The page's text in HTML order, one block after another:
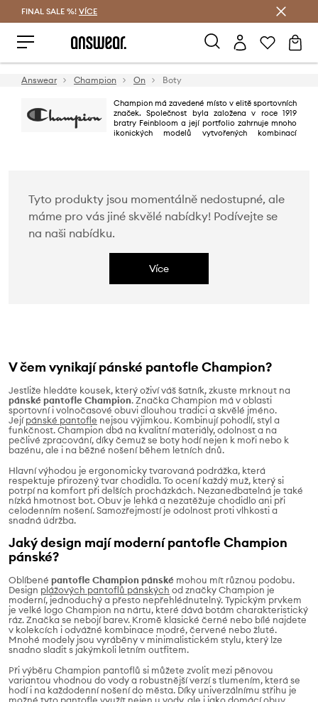
FINAL SALE %! VÍCE
Answear Champion On Boty
Champion má zavedené místo v elitě sportovních
značek. Společnost byla založena v roce 1919
bratry Feinbloom a její portfolio zahrnuje mnoho
ikonických modelů vytvořených kombinací
Tyto produkty jsou momentálně nedostupné, ale
máme pro vás jiné skvělé nabídky! Podívejte se
na naši nabídku.
Více
V čem vynikají pánské pantofle Champion?
Jestliže hledáte kousek, který oživí váš šatník, zkuste mrknout na
pánské pantofle Champion. Značka Champion má v oblasti
sportovní i volnočasové obuvi dlouhou tradici a skvělé jméno.
Jejípánské pantofle nejsou výjimkou. Kombinují pohodlí, styl a
funkčnost. Champion dbá na kvalitní materiály, odolnost a na
pečlivé zpracování, díky čemuž se boty hodí nejen k moři nebo k
bazénu, ale i na běžné nošení během letních dnů.
Hlavní výhodou je ergonomicky tvarovaná podrážka, která
respektuje přirozený tvar chodidla. To ocení každý muž, který si
potrpí na komfort při delších procházkách. Nezanedbatelná je také
nízká hmotnost bot. Obuv je lehká a nezatěžuje chodidlo ani při
celodenním nošení. Samozřejmostí je odolnost proti vlhkosti a
snadná údržba.
Jaký design mají moderní pantofle Champion
pánské?
Oblíbené pantofle Champion pánské mohou mít různou podobu.
Design plážových pantoflů pánských od značky Champion je
moderní, jednoduchý a přesto nepřehlédnutelný. Typickým prvkem
je velké logo Champion na nártu, které dává botám charakteristický
ráz. Značka se nebojí barev. Kromě klasické černé nebo bílé najdete
v kolekcích i odvážné kombinace modré, červené nebo žluté.
Mnohé modely jsou vyráběny v minimalistickém stylu, který lze
snadno sladit s jakýmkoli letním outfitem.
Při výběru Champion pantoflů si můžete zvolit mezi pěnovou
variantou vhodnou do vody a robustnější verzí s tlumením, která se
hodí i na každodenní nošení do města. Díky univerzálnímu střihu je